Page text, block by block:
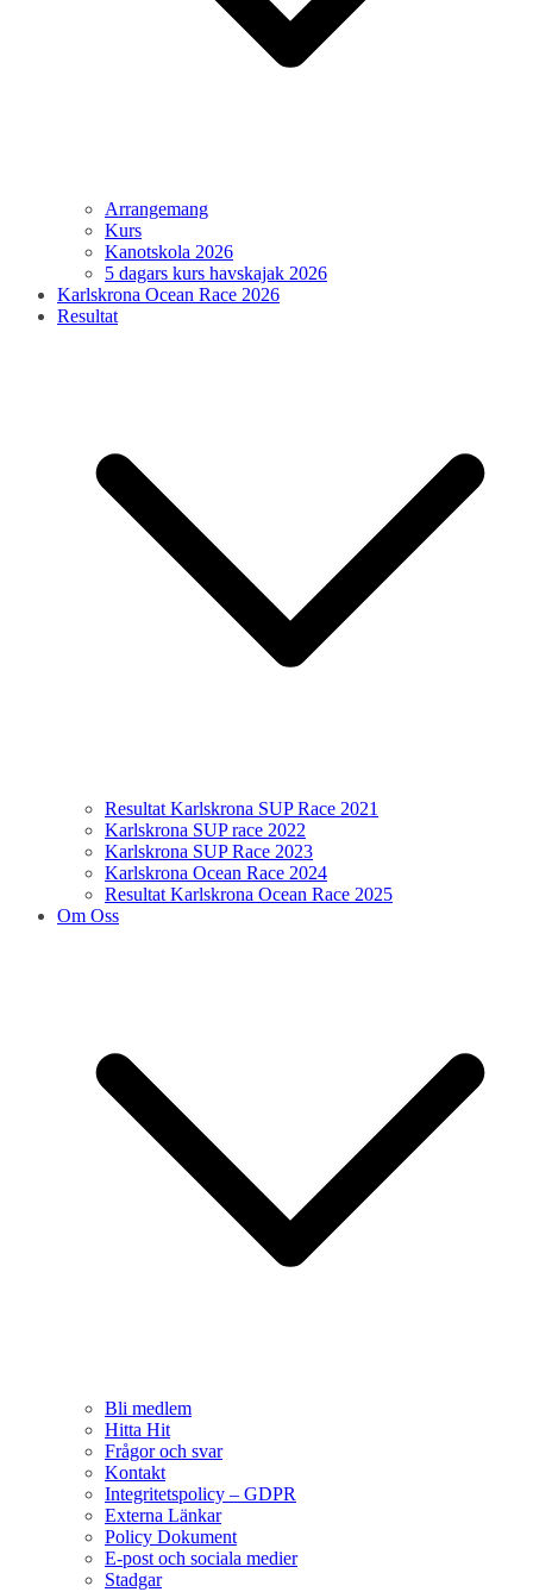
Arrangemang
Kurs
Kanotskola 2026
5 dagars kurs havskajak 2026
Karlskrona Ocean Race 2026
Resultat
Resultat Karlskrona SUP Race 2021
Karlskrona SUP race 2022
Karlskrona SUP Race 2023
Karlskrona Ocean Race 2024
Resultat Karlskrona Ocean Race 2025
Om Oss
Bli medlem
Hitta Hit
Frågor och svar
Kontakt
Integritetspolicy – GDPR
Externa Länkar
Policy Dokument
E-post och sociala medier
Stadgar